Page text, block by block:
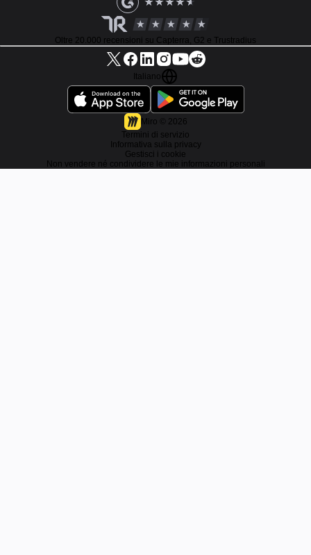
Oltre 20.000 recensioni su Capterra, G2 e Trustradius
Italiano
Miro ©
2026
Termini di servizio
Informativa sulla privacy
Gestisci i cookie
Non vendere né condividere le mie informazioni personali